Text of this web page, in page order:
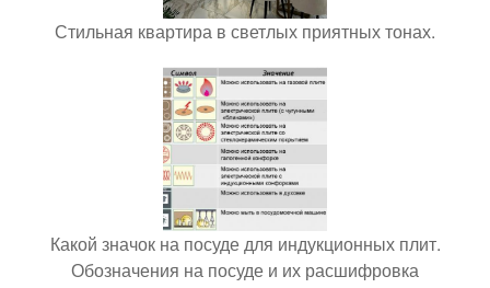
Стильная квартира в светлых приятных тонах.
Какой значок на посуде для индукционных плит.
Обозначения на посуде и их расшифровка